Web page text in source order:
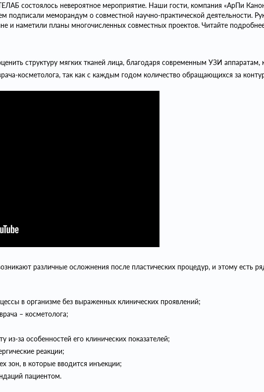
состоялось невероятное мероприятие. Наши гости, компания «АрПи
подписали меморандум о совместной научно-практической деятельности.
и наметили планы многочисленных совместных проектов. Читайте
структуру мягких тканей лица, благодаря современным УЗИ
косметолога, так как с каждым годом количество обращающихся за
различные осложнения после пластических процедур, и этому есть
в организме без выраженных клинических проявлений;
– косметолога;
из-за особенностей его клинических показателей;
реакции;
зон, в которые вводится инъекции;
пациентом.